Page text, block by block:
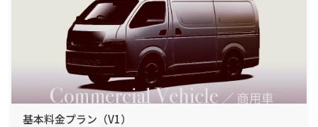
基本料金プラン（V1）